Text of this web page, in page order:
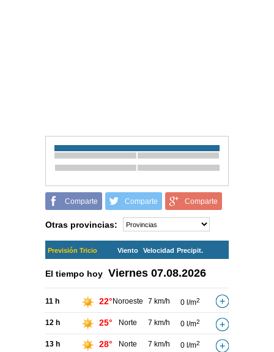
Comparte Comparte Comparte
Otras provincias:
Previsión Tricio Viento Velocidad Precipit.
El tiempo hoy Viernes 07.08.2026
11 h 22° Noroeste 7 km/h 0 l/m2
12 h 25° Norte 7 km/h 0 l/m2
13 h 28° Norte 7 km/h 0 l/m2